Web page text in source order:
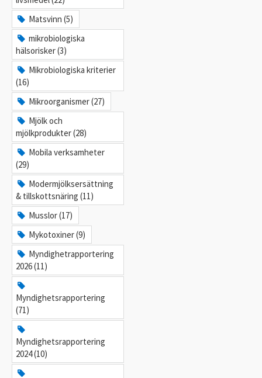
Matsvinn (5)
mikrobiologiska
hälsorisker (3)
Mikrobiologiska kriterier
(16)
Mikroorganismer (27)
Mjölk och
mjölkprodukter (28)
Mobila verksamheter
(29)
Modermjölksersättning
& tillskottsnäring (11)
Musslor (17)
Mykotoxiner (9)
Myndighetrapportering
2026 (11)
Myndighetsrapportering
(71)
Myndighetsrapportering
2024 (10)